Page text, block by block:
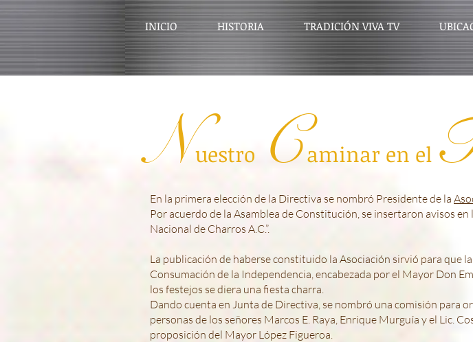
INICIO HISTORIA TRADICIÓN VIVA TV
Nuestro Caminar en el
En la primera elección de la Directiva se nombró Presidente de la
Por acuerdo de la Asamblea de Constitución, se insertaron avisos
Nacional de Charros A.C.”.
La publicación de haberse constituido la Asociación sirvió para que
Consumación de la Independencia, encabezada por el Mayor Don
los festejos se diera una fiesta charra.
Dando cuenta en Junta de Directiva, se nombró una comisión para
personas de los señores Marcos E. Raya, Enrique Murguía y el Lic.
proposición del Mayor López Figueroa.